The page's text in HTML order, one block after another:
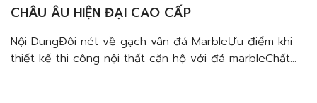
CHÂU ÂU HIỆN ĐẠI CAO CẤP
Nội DungĐôi nét về gạch vân đá MarbleƯu điểm khi
thiết kế thi công nội thất căn hộ với đá marbleChất